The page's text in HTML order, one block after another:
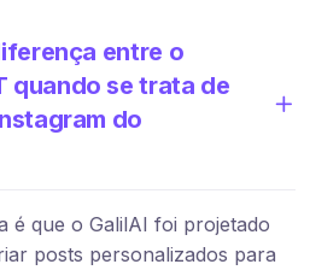
entre o
quando se trata de
do
é que o GalilAI foi projetado
posts personalizados para